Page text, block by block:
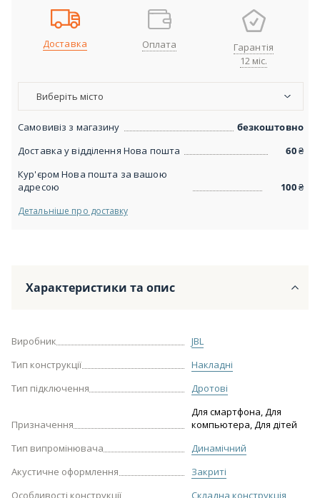
Доставка Оплата
Гарантія
12 міс.
Виберіть місто
Самовивіз з магазину
безкоштовно
Доставка у відділення Нова пошта
60₴
Кур'єром Нова пошта за вашою
адресою
100₴
Детальніше про доставку
Характеристики та опис
Виробник
JBL
Тип конструкції
Накладні
Тип підключення
Дротові
Призначення
Для смартфона, Для
компьютера, Для дітей
Тип випромінювача
Динамічний
Акустичне оформлення
Закриті
Особливості конструкції
Складна конструкція